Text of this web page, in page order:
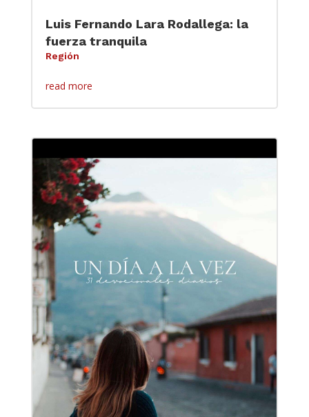
Luis Fernando Lara Rodallega: la
fuerza tranquila
Región
read more